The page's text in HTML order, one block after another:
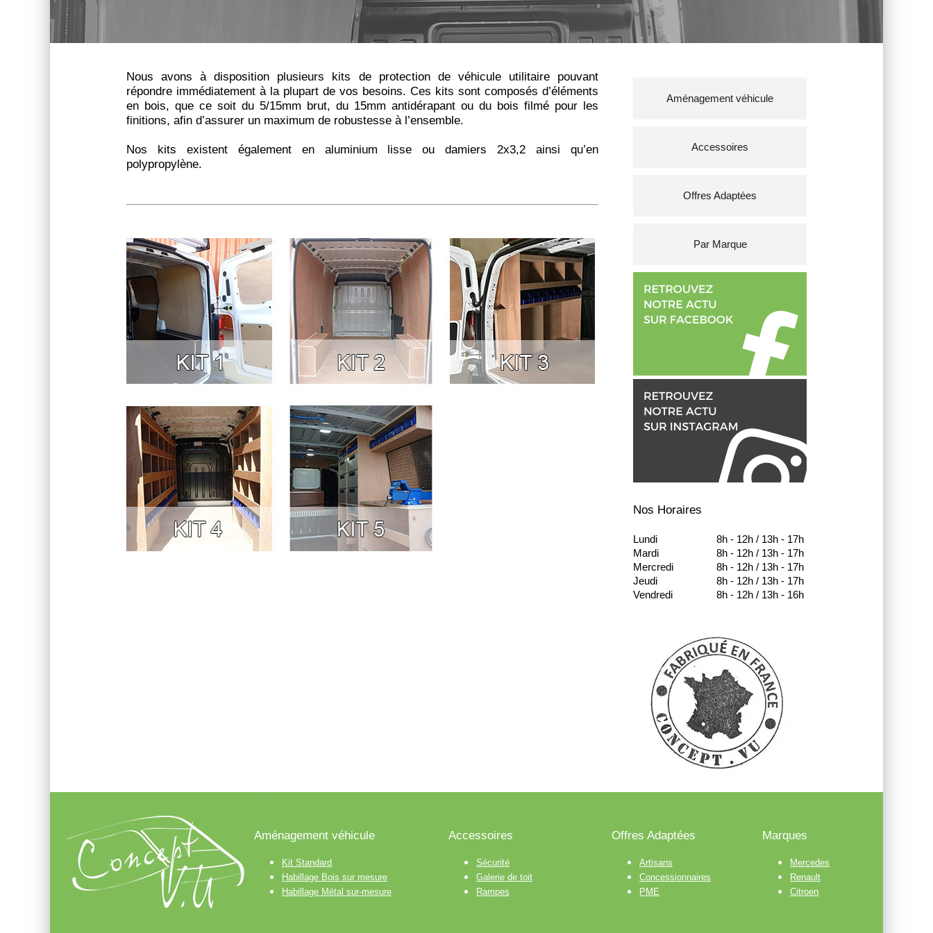
Nous avons à disposition plusieurs kits de protection de véhicule utilitaire pouvant
répondre immédiatement à la plupart de vos besoins. Ces kits sont composés d’éléments
en bois, que ce soit du 5/15mm brut, du 15mm antidérapant ou du bois filmé pour les
finitions, afin d’assurer un maximum de robustesse à l’ensemble.
Nos kits existent également en aluminium lisse ou damiers 2x3,2 ainsi qu’en
polypropylène.
Aménagement véhicule
Accessoires
Offres Adaptées
Par Marque
Nos Horaires
Lundi
8h - 12h / 13h - 17h
Mardi
8h - 12h / 13h - 17h
Mercredi
8h - 12h / 13h - 17h
Jeudi
8h - 12h / 13h - 17h
Vendredi
8h - 12h / 13h - 16h
Aménagement véhicule
Kit Standard
Habillage Bois sur mesure
Habillage Métal sur-mesure
Accessoires
Sécurité
Galerie de toit
Rampes
Offres Adaptées
Artisans
Concessionnaires
PME
Marques
Mercedes
Renault
Citroen